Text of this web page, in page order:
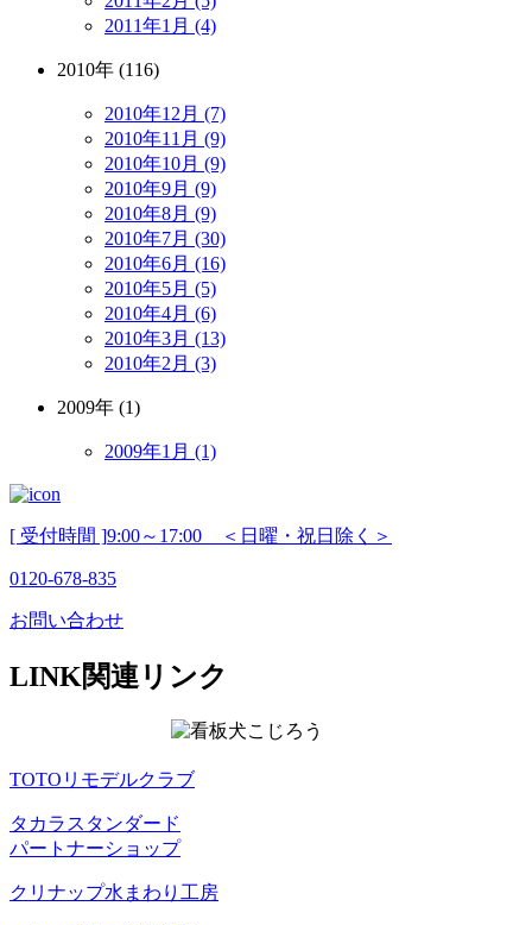
2011年1月 (4)
2010年 (116)
2010年12月 (7)
2010年11月 (9)
2010年10月 (9)
2010年9月 (9)
2010年8月 (9)
2010年7月 (30)
2010年6月 (16)
2010年5月 (5)
2010年4月 (6)
2010年3月 (13)
2010年2月 (3)
2009年 (1)
2009年1月 (1)
[ 受付時間 ]9:00～17:00 ＜日曜・祝日除く＞
0120-678-835
お問い合わせ
LINK関連リンク
TOTOリモデルクラブ
タカラスタンダード
パートナーショップ
クリナップ水まわり工房